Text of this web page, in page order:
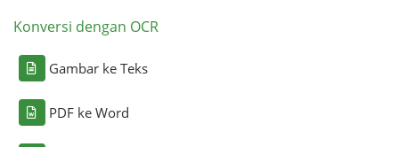
Konversi dengan OCR
Gambar ke Teks
PDF ke Word